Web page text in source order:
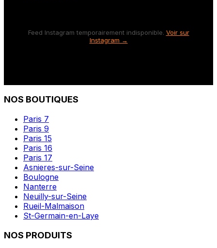
Feed Instagram temporairement indisponible. Voir sur
Instagram →
NOS BOUTIQUES
Paris 7
Paris 9
Paris 15
Paris 16
Paris 17
Asnieres-sur-Seine
Boulogne
Nanterre
Neuilly-sur-Seine
Rueil-Malmaison
St-Germain-en-Laye
NOS PRODUITS